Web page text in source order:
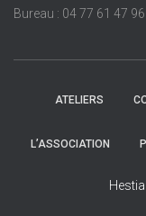
Bureau : 04 77 61 47 96
ATELIERS
L’ASSOCIATION